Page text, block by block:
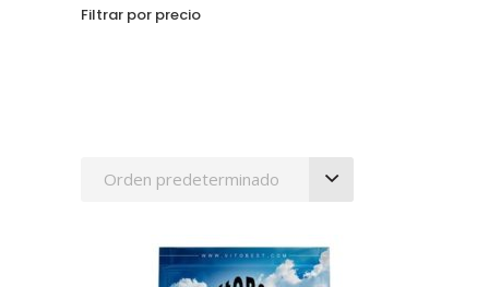
Orden predeterminado
Filtrar por precio